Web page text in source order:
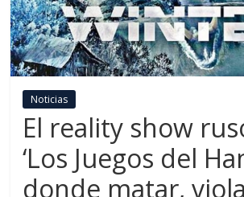
Noticias
El reality show
‘Los Juegos del
donde matar,